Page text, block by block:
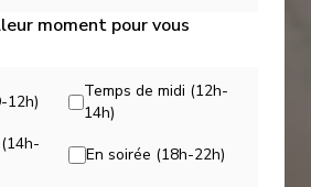
moment pour vous
12h)
Temps de midi (12h-
14h)
En soirée (18h-22h)